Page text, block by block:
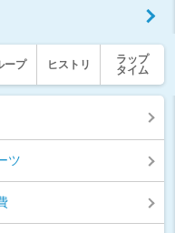
ープ ヒストリ
ラップ
タイム
ツ